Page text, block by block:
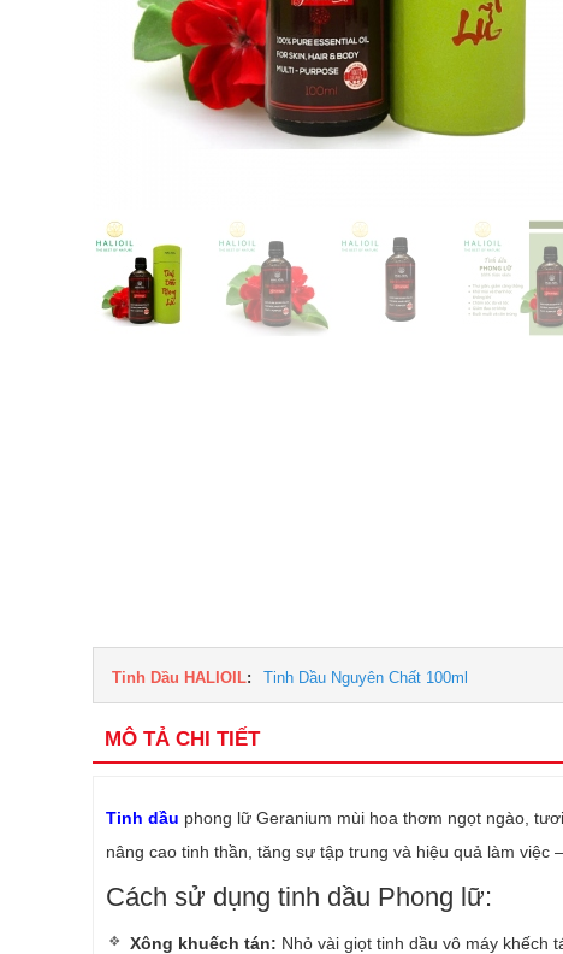
Tinh Dầu HALIOIL: Tinh Dầu Nguyên Chất 100ml
MÔ TẢ CHI TIẾT
Tinh dầu phong lữ Geranium mùi hoa thơm ngọt ngào,
nâng cao tinh thần, tăng sự tập trung và hiệu quả làm việc
Cách sử dụng tinh dầu Phong lữ:
Xông khuếch tán: Nhỏ vài giọt tinh dầu vô máy khếch